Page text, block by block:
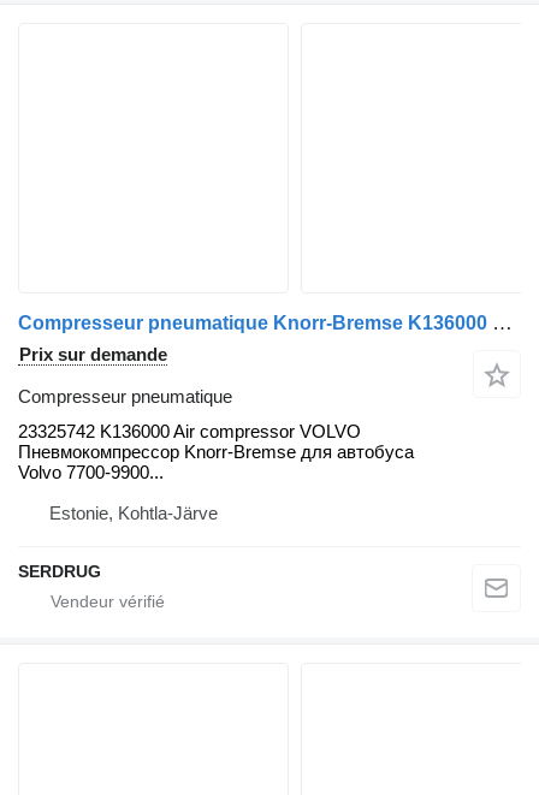
Compresseur pneumatique Knorr-Bremse K136000 23325742 pour bus Volvo B5LH, B0E
Prix sur demande
Compresseur pneumatique
23325742 K136000 Air compressor VOLVO
Пневмокомпрессор Knorr-Bremse для автобуса
Volvo 7700-9900...
Estonie, Kohtla-Järve
SERDRUG